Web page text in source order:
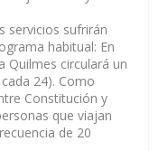
servicios sufrirán
habitual: En
Quilmes circulará un
24). Como
Constitución y
que viajan
de 20